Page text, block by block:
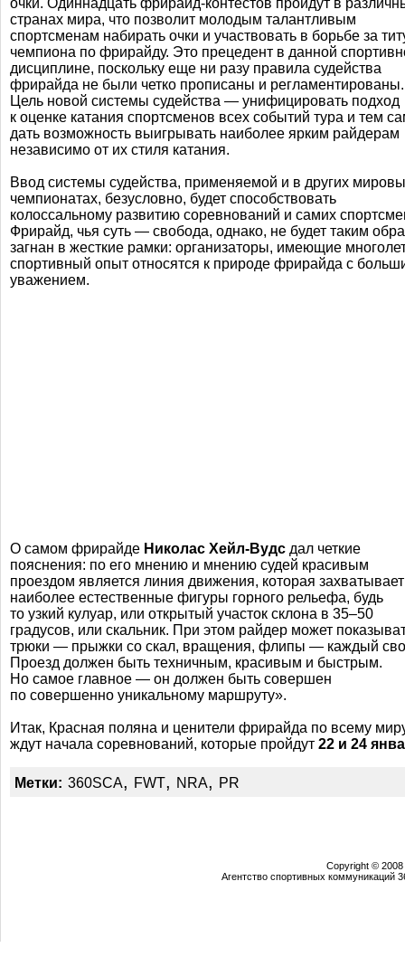
странах мира, что позволит молодым талантливым
спортсменам набирать очки и участвовать в борьбе за
чемпиона по фрирайду. Это прецедент в данной
дисциплине, поскольку еще ни разу правила судейства
фрирайда не были четко прописаны и регламентированы.
Цель новой системы судейства — унифицировать подход
к оценке катания спортсменов всех событий тура и тем
дать возможность выигрывать наиболее ярким райдерам
независимо от их стиля катания.
Ввод системы судейства, применяемой и в других
чемпионатах, безусловно, будет способствовать
колоссальному развитию соревнований и самих
Фрирайд, чья суть — свобода, однако, не будет таким
загнан в жесткие рамки: организаторы, имеющие
спортивный опыт относятся к природе фрирайда с
уважением.
О самом фрирайде Николас Хейл-Вудс дал четкие
пояснения: по его мнению и мнению судей красивым
проездом является линия движения, которая
наиболее естественные фигуры горного рельефа, будь
то узкий кулуар, или открытый участок склона в 35–50
градусов, или скальник. При этом райдер может
трюки — прыжки со скал, вращения, флипы — каждый
Проезд должен быть техничным, красивым и быстрым.
Но самое главное — он должен быть совершен
по совершенно уникальному маршруту».
Итак, Красная поляна и ценители фрирайда по всему
ждут начала соревнований, которые пройдут 22 и 24
Метки: 360SCA, FWT, NRA, PR
Copyright © 2008
Агентство спортивных коммуникаций